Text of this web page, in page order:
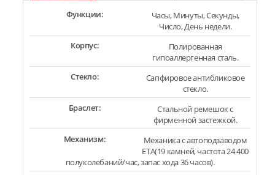
Функции:
Часы, Минуты, Секунды,
Число, День недели.
Корпус:
Полированная
гипоаллергенная сталь.
Стекло:
Сапфировое антибликовое
стекло.
Браслет:
Стальной ремешок с
фирменной застежкой.
Механизм:
Механика с автоподзаводом
ETA(19 камней, частота 24 400
полуколебаний/час, запас хода 36 часов).